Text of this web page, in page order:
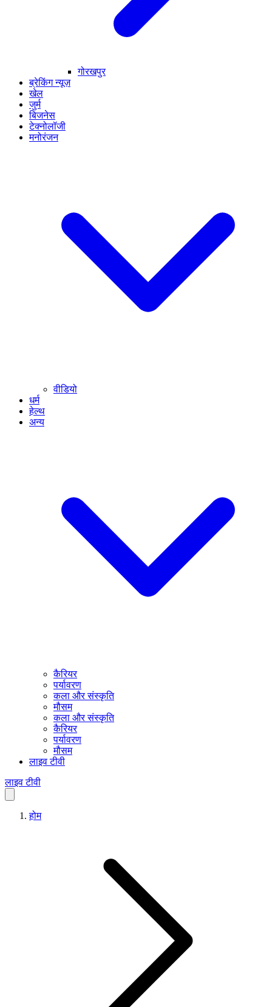
गोरखपुर
ब्रेकिंग न्यूज़
खेल
जुर्म
बिजनेस
टेक्नोलॉजी
मनोरंजन
वीडियो
धर्म
हेल्थ
अन्य
कैरियर
पर्यावरण
कला और संस्कृति
मौसम
कला और संस्कृति
कैरियर
पर्यावरण
मौसम
लाइव टीवी
लाइव टीवी
होम